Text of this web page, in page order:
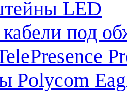
LED
под
Polycom